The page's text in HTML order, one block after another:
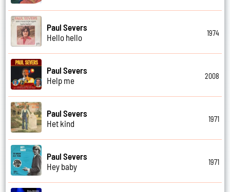
Paul Severs
Hello hello
1974
Paul Severs
Help me
2008
Paul Severs
Het kind
1971
Paul Severs
Hey baby
1971